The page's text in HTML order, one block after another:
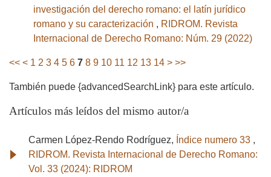
investigación del derecho romano: el latín jurídico
romano y su caracterización , RIDROM. Revista
Internacional de Derecho Romano: Núm. 29 (2022)
<< < 1 2 3 4 5 6 7 8 9 10 11 12 13 14 > >>
También puede {advancedSearchLink} para este artículo.
Artículos más leídos del mismo autor/a
Carmen López-Rendo Rodríguez, Índice numero 33 ,
RIDROM. Revista Internacional de Derecho Romano:
Vol. 33 (2024): RIDROM